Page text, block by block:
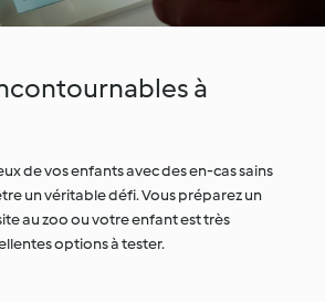
à
de vos enfants avec des en-cas sains
un véritable défi. Vous préparez un
au zoo ou votre enfant est très
options à tester.